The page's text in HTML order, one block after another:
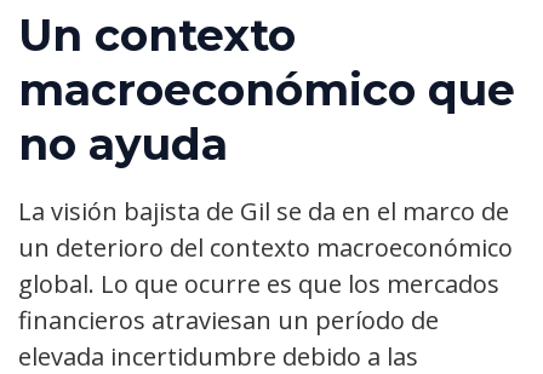
Un contexto
macroeconómico que
no ayuda
La visión bajista de Gil se da en el marco de
un deterioro del contexto macroeconómico
global. Lo que ocurre es que los mercados
financieros atraviesan un período de
elevada incertidumbre debido a las